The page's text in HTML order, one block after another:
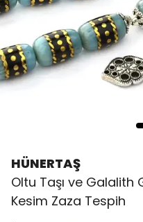
HÜNERTAŞ
Oltu Taşı ve Galalith
Kesim Zaza Tespih